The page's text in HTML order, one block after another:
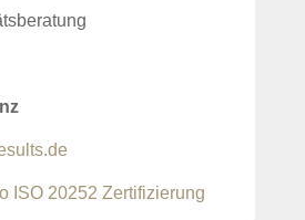
ISO 20252 Zertifizierung